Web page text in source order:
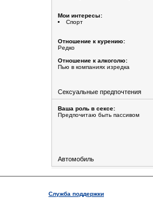
Мои интересы:
Спорт
Отношение к курению:
Редко
Отношение к алкоголю:
Пью в компаниях изредка
Сексуальные предпочтения
Ваша роль в сексе:
Предпочитаю быть пассивом
Автомобиль
Служба поддержки